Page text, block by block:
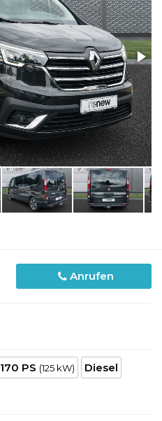
Anrufen
170 PS (125 kW)
Diesel